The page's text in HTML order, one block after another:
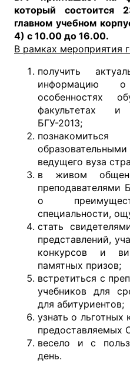
который состоится
главном учебном
4) с 10.00 до 16.00.
В рамках мероприятия
получить
информацию
особенностях
факультетах
БГУ-2013;
ведущего вуза
в живом
преподавателями
о
специальности,
стать
представлений,
конкурсов и
памятных призов;
встретиться с
учебников для
для абитуриентов;
узнать о льготных
предоставляемых
весело и с
день.